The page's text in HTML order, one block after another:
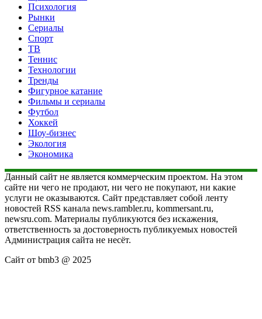
Психология
Рынки
Сериалы
Спорт
ТВ
Теннис
Технологии
Тренды
Фигурное катание
Фильмы и сериалы
Футбол
Хоккей
Шоу-бизнес
Экология
Экономика
Данный сайт не является коммерческим проектом. На этом
сайте ни чего не продают, ни чего не покупают, ни какие
услуги не оказываются. Сайт представляет собой ленту
новостей RSS канала news.rambler.ru, kommersant.ru,
newsru.com. Материалы публикуются без искажения,
ответственность за достоверность публикуемых новостей
Администрация сайта не несёт.
Сайт от bmb3 @ 2025